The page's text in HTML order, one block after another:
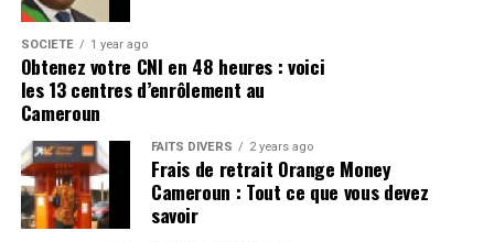
SOCIÉTÉ 1 year ago
Obtenez votre CNI en 48 heures : voici
les 13 centres d’enrôlement au
Cameroun
FAITS DIVERS 2 years ago
Frais de retrait Orange Money
Cameroun : Tout ce que vous devez
savoir